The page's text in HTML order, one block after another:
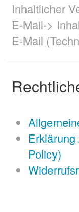
Inhaltlicher
E-Mail->
E-Mail
Policy)